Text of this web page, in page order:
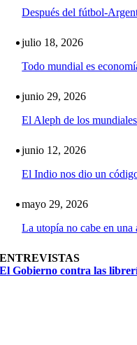
Después del fútbol-
julio 18, 2026
Todo mundial es
junio 29, 2026
El Aleph de los mundiales
junio 12, 2026
El Indio nos dio un
mayo 29, 2026
La utopía no cabe en una
ENTREVISTAS
El Gobierno contra las